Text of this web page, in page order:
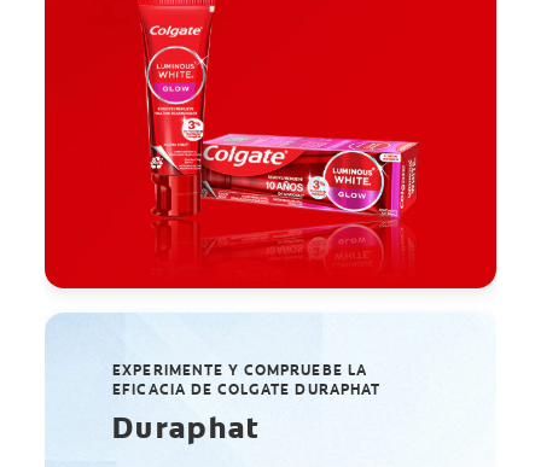
EXPERIMENTE Y COMPRUEBE LA
EFICACIA DE COLGATE DURAPHAT
Duraphat